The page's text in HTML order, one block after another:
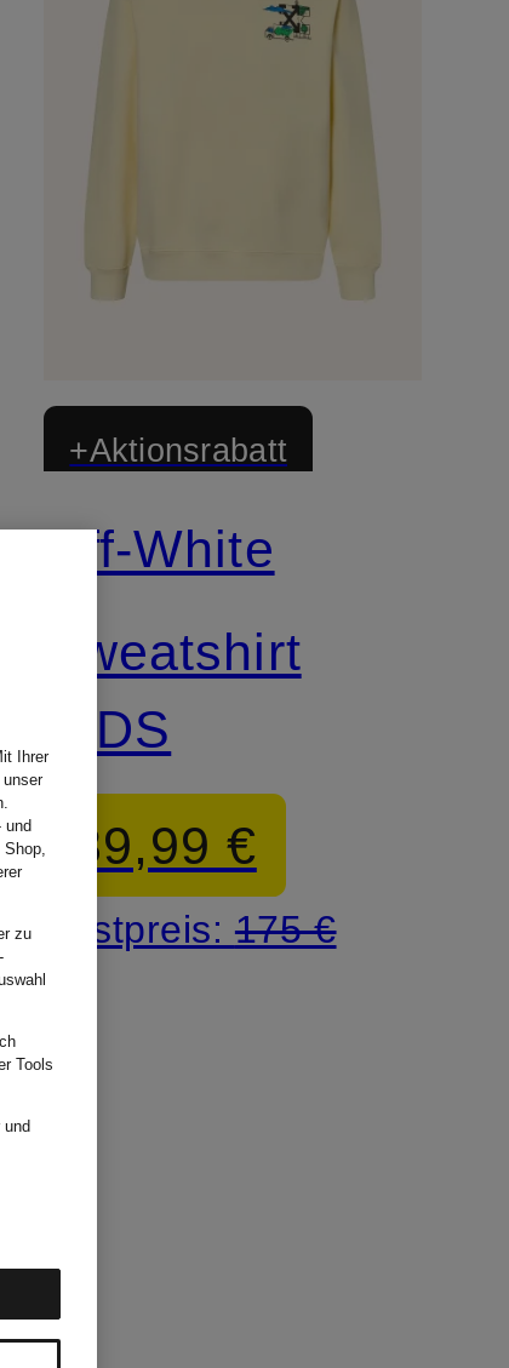
+Aktionsrabatt
Off-White
Sweatshirt
KIDS
89,99 €
Bestpreis: 175 €
Ihrer
und
Shop,
zu
Tools